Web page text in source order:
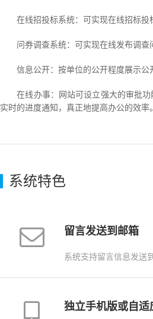
在线招投标系统：可实现在线招标投
问券调查系统：可实现在线发布调查
信息公开：按单位的公开程度展示公开
在线办事：网站可设立强大的审批功
实时的进度通知，真正地提高办公的效率。
系统特色
留言发送到邮箱
系统支持留言信息发送
独立手机版或自适